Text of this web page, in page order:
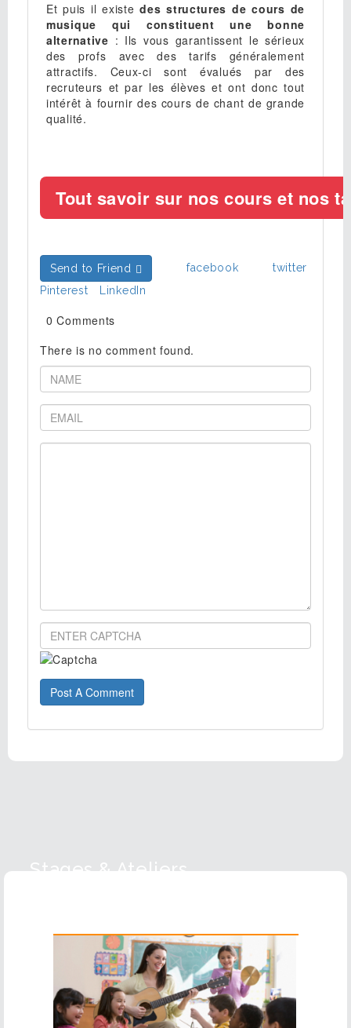
Et puis il existedes structures de cours de
musique qui constituent une bonne
alternative : Ils vous garantissent le sérieux
des profs avec des tarifs généralement
attractifs. Ceux-ci sont évalués par des
recruteurs et par les élèves et ont donc tout
intérêt à fournir des cours de chant de grande
qualité.
Send to Friend facebook
twitter
Pinterest
LinkedIn
0 Comments
There is no comment found.
Post A Comment
Stages & Ateliers